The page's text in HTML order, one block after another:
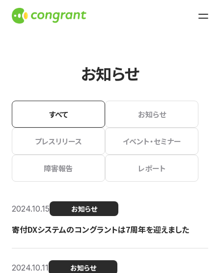
お知らせ
すべて お知らせ
プレスリリース イベント・セミナー
障害報告 レポート
2024.10.15 お知らせ
寄付DXシステムのコングラントは7周年を迎えました
2024.10.11 お知らせ